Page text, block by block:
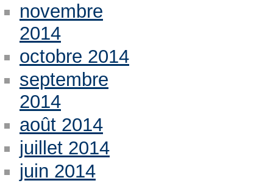
novembre
2014
octobre 2014
septembre
2014
août 2014
juillet 2014
juin 2014